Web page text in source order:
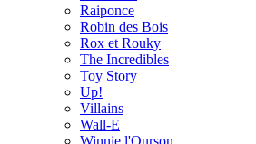
Raiponce
Robin des Bois
Rox et Rouky
The Incredibles
Toy Story
Up!
Villains
Wall-E
Winnie l'Ourson